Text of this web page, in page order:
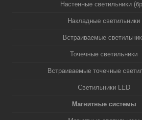
Настенные светильники
Накладные светильники
Встраиваемые
Точечные светильники
Встраиваемые точечные
Светильники LED
Магнитные системы